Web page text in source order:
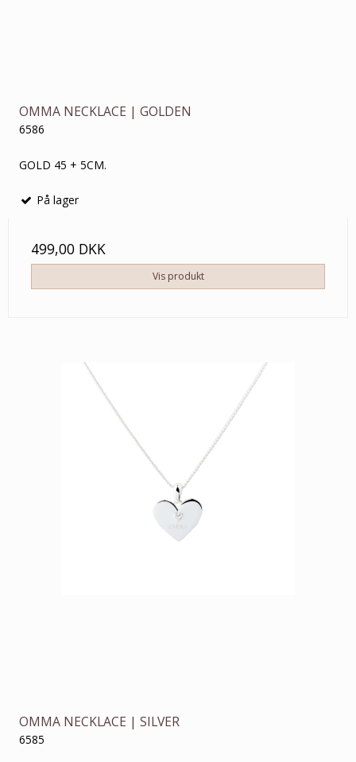
OMMA NECKLACE | GOLDEN
6586
GOLD 45 + 5CM.
På lager
499,00 DKK
Vis produkt
OMMA NECKLACE | SILVER
6585